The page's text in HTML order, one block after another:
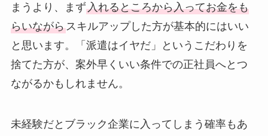
まうより、まず入れるところから入ってお金をも
らいながらスキルアップした方が基本的にはいい
と思います。「派遣はイヤだ」というこだわりを
捨てた方が、案外早くいい条件での正社員へとつ
ながるかもしれません。
未経験だとブラック企業に入ってしまう確率もあ